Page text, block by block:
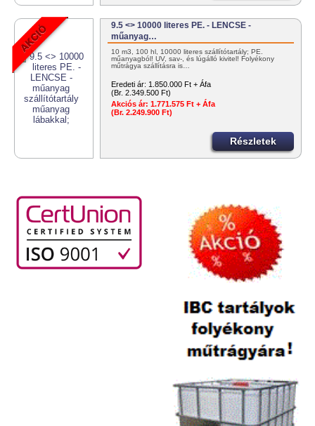
9.5 <> 10000 literes PE. - LENCSE -
műanyag…
10 m3, 100 hl, 10000 literes szállítótartály; PE.
műanyagból! UV, sav-, és lúgálló kivitel! Folyékony
műtrágya szállításra is…
Eredeti ár: 1.850.000 Ft + Áfa
(Br. 2.349.500 Ft)
Akciós ár: 1.771.575 Ft + Áfa
(Br. 2.249.900 Ft)
Részletek